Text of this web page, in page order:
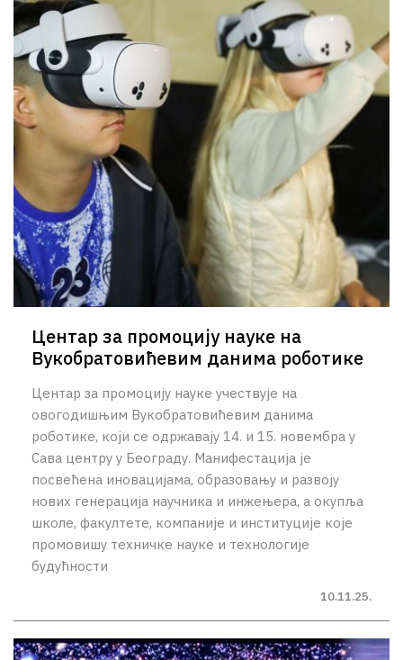
Центар за промоцију науке на
Вукобратовићевим данима роботике
Центар за промоцију науке учествује на
овогодишњим Вукобратовићевим данима
роботике, који се одржавају 14. и 15. новембра у
Сава центру у Београду. Манифестација је
посвећена иновацијама, образовању и развоју
нових генерација научника и инжењера, а окупља
школе, факултете, компаније и институције које
промовишу техничке науке и технологије
будућности
10.11.25.